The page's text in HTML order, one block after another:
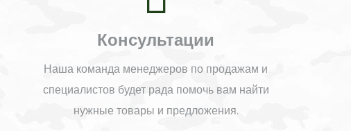
Консультации
Наша команда менеджеров по продажам и
специалистов будет рада помочь вам найти
нужные товары и предложения.